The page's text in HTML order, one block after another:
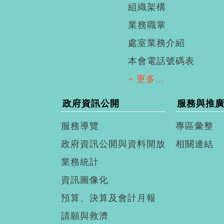
組織架構
業務職掌
處室業務介紹
本會電話號碼表
+ 更多...
政府資訊公開
服務導覽
政府資訊公開與資料開放
業務統計
資訊圖像化
預算、決算及會計月報
請願與救濟
服務與推廣
專區彙整
相關連結